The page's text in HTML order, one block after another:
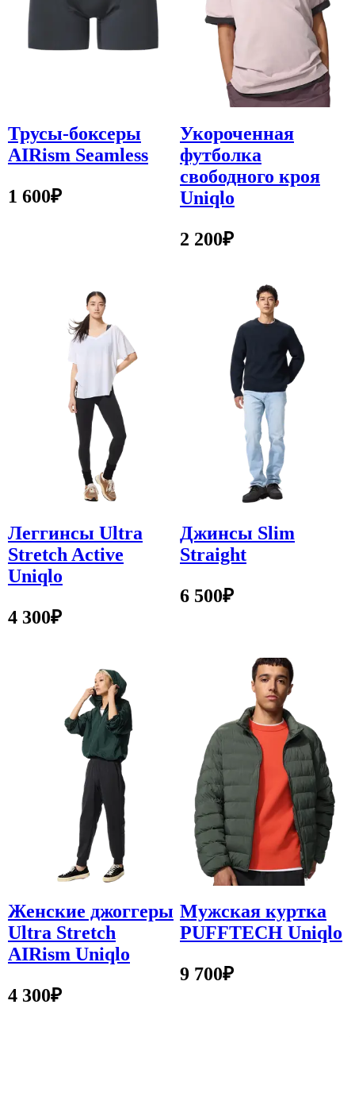
Трусы-боксеры
AIRism Seamless
1 600₽
Укороченная
футболка
свободного кроя
Uniqlo
2 200₽
Леггинсы Ultra
Stretch Active
Uniqlo
4 300₽
Джинсы Slim
Straight
6 500₽
Женские джоггеры
Ultra Stretch
AIRism Uniqlo
4 300₽
Мужская куртка
PUFFTECH Uniqlo
9 700₽